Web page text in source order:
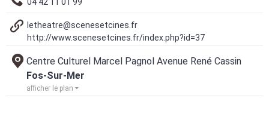
04 42 11 01 99
letheatre@scenesetcines.fr
http://www.scenesetcines.fr/index.php?id=37
Centre Culturel Marcel Pagnol Avenue René Cassin
Fos-Sur-Mer
afficher le plan